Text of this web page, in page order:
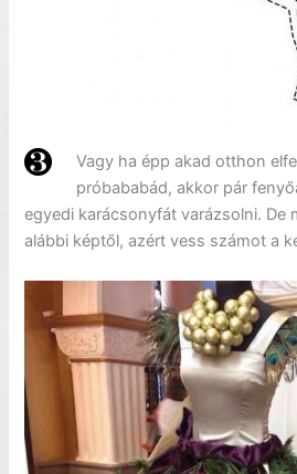
Vagy ha épp akad otthon
próbababád, akkor pár
egyedi karácsonyfát varázsolni. De
alábbi képtől, azért vess számot a